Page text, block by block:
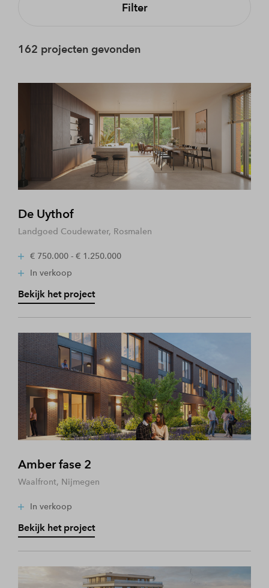
Filter
162 projecten gevonden
De Uythof
Landgoed Coudewater, Rosmalen
€ 750.000 - € 1.250.000
In verkoop
Bekijk het project
Amber fase 2
Waalfront, Nijmegen
In verkoop
Bekijk het project